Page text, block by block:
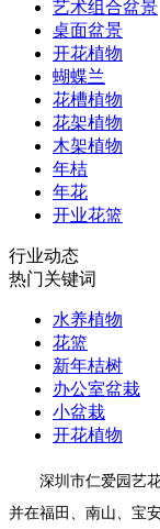
艺术组合盆景
桌面盆景
开花植物
蝴蝶兰
花槽植物
花架植物
木架植物
年桔
年花
开业花篮
行业动态
热门关键词
水养植物
花篮
新年桔树
办公室盆栽
小盆栽
开花植物
深圳市仁爱园艺花
并在福田、南山、宝